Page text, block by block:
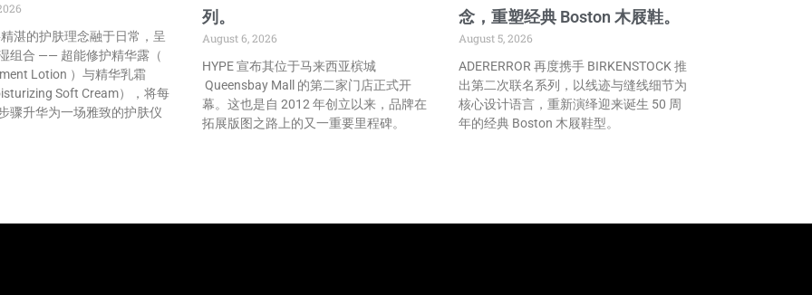
湛的护肤理念融于日常，呈
组合 —— 超能修护精华露（
Lotion ）与精华乳霜
Soft Cream），将每
骤升华为一场雅致的护肤仪
列。
August 6, 2026
HYPE 宣布其位于马来西亚槟城
Queensbay Mall 的第二家门店正式开
幕。这也是自 2012 年创立以来，品牌在
拓展版图之路上的又一重要里程碑。
念，重塑经典 Boston 木屐鞋。
August 5, 2026
ADERERROR 再度携手 BIRKENSTOCK 推
出第二次联名系列，以线迹与缝线细节为
核心设计语言，重新演绎迎来诞生 50 周
年的经典 Boston 木屐鞋型。